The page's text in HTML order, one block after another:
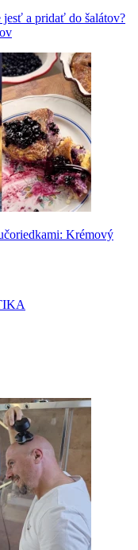
jesť a pridať do šalátov?
Krémový